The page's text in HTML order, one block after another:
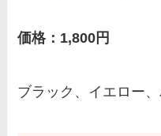
価格：1,800円
ブラック、イエロー